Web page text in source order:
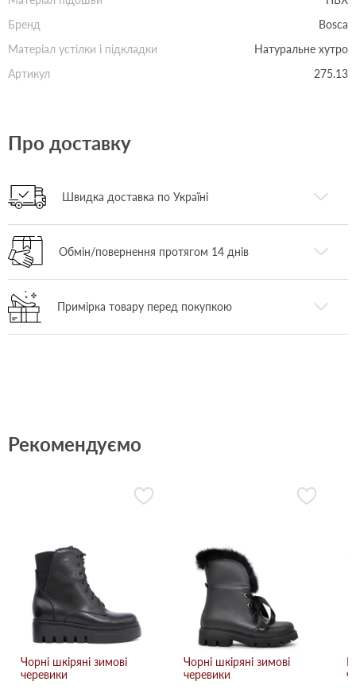
Бренд
Bosca
Матеріал устілки і підкладки
Натуральне хутро
Артикул
275.13
Про доставку
Швидка доставка по Україні
Обмін/повернення протягом 14 днів
Примірка товару перед покупкою
Рекомендуємо
Чорні шкіряні зимові
черевики
Чорні шкіряні зимові
черевики